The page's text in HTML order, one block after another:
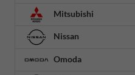
Mitsubishi
Nissan
Omoda